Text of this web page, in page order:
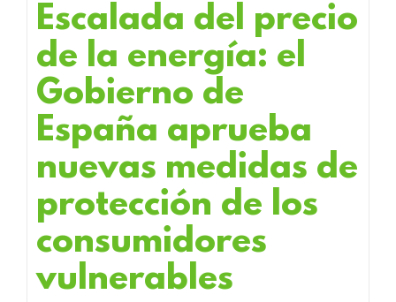
Escalada del precio
de la energía: el
Gobierno de
España aprueba
nuevas medidas de
protección de los
consumidores
vulnerables